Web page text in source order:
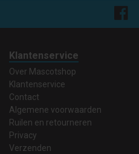
Klantenservice
Over Mascotshop
Klantenservice
Contact
Algemene voorwaarden
Ruilen en retourneren
Privacy
Verzenden